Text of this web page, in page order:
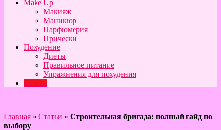
Make Up
Макияж
Маникюр
Парфюмерия
Прически
Похудение
Диеты
Правильное питание
Упражнения для похудения
Статьи
Главная » Статьи » Строительная бригада: полный гайд по
выбору